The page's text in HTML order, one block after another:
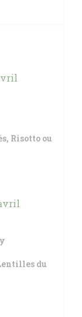
Risotto ou
du